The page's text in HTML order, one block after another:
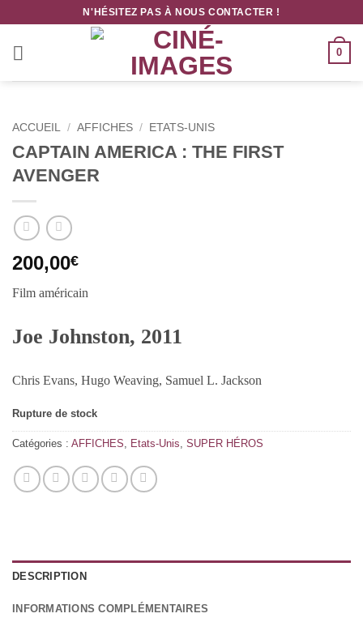
contenu
N'HÉSITEZ PAS À NOUS CONTACTER !
0
ACCUEIL / AFFICHES / ETATS-UNIS
CAPTAIN AMERICA : THE FIRST
AVENGER
200,00€
Film américain
Joe Johnston, 2011
Chris Evans, Hugo Weaving, Samuel L. Jackson
Rupture de stock
Catégories : AFFICHES Etats-Unis SUPER HÉROS
DESCRIPTION
INFORMATIONS COMPLÉMENTAIRES